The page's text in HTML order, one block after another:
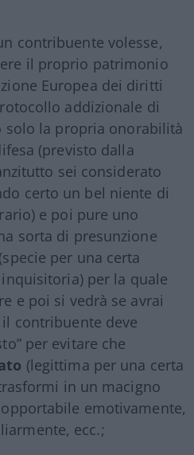
contribuente volesse,
il proprio patrimonio
Europea dei diritti
addizionale di
solo la propria onorabilità
(previsto dalla
sei considerato
certo un bel niente di
e poi pure uno
sorta di presunzione
per una certa
per la quale
e poi si vedrà se avrai
contribuente deve
per evitare che
(legittima per una certa
in un macigno
emotivamente,
ecc.;